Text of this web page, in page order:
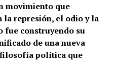
movimiento que
la represión, el odio y la
fue construyendo su
de una nueva
política que